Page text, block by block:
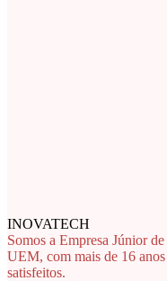
INOVATECH
Somos a Empresa Júnior
UEM, com mais de 16
satisfeitos.